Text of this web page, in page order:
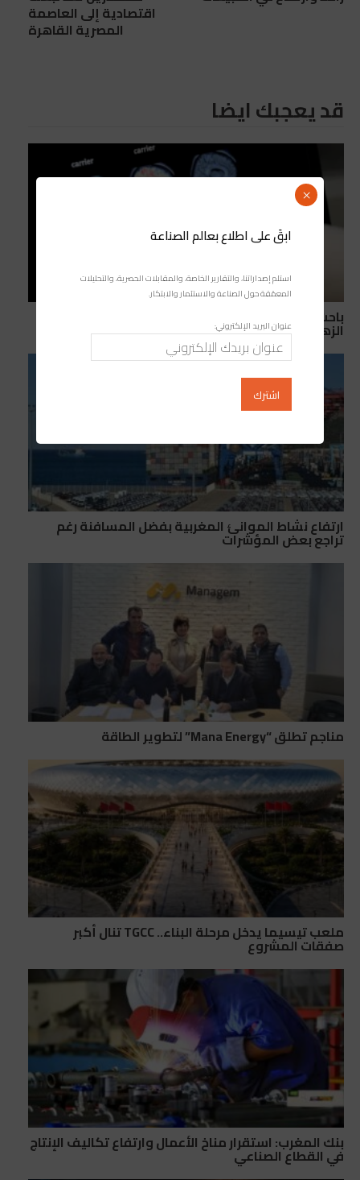
اقتصادية إلى العاصمة
المصرية القاهرة
قد يعجبك ايضا
باحث مغربي يقود إنجازًا علميًا قد يغير طرق تشخيص
الزهايمر
ارتفاع نشاط الموانئ المغربية بفضل المسافنة رغم
تراجع بعض المؤشرات
مناجم تطلق “Mana Energy” لتطوير الطاقة
ملعب تيسيما يدخل مرحلة البناء.. TGCC تنال أكبر
صفقات المشروع
بنك المغرب: استقرار مناخ الأعمال وارتفاع تكاليف الإنتاج
في القطاع الصناعي
ابقَ على اطلاع بعالم الصناعة
استلم إصداراتنا، والتقارير الخاصة، والمقابلات الحصرية، والتحليلات
المعمّقة حول الصناعة والاستثمار والابتكار.
عنوان البريد الإلكتروني:
×